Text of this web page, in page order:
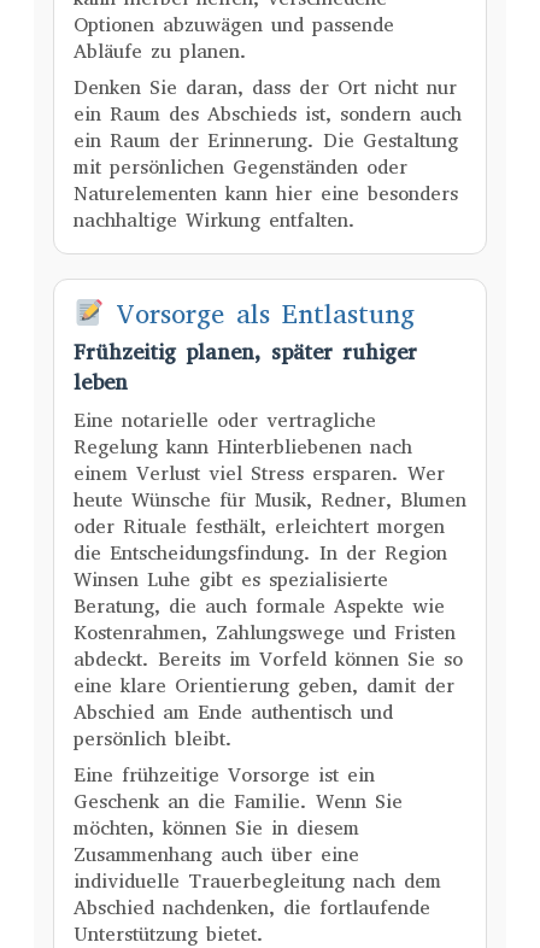
Optionen abzuwägen und passende
Abläufe zu planen.
Denken Sie daran, dass der Ort nicht nur
ein Raum des Abschieds ist, sondern auch
ein Raum der Erinnerung. Die Gestaltung
mit persönlichen Gegenständen oder
Naturelementen kann hier eine besonders
nachhaltige Wirkung entfalten.
Vorsorge als Entlastung
Frühzeitig planen, später ruhiger
leben
Eine notarielle oder vertragliche
Regelung kann Hinterbliebenen nach
einem Verlust viel Stress ersparen. Wer
heute Wünsche für Musik, Redner, Blumen
oder Rituale festhält, erleichtert morgen
die Entscheidungsfindung. In der Region
Winsen Luhe gibt es spezialisierte
Beratung, die auch formale Aspekte wie
Kostenrahmen, Zahlungswege und Fristen
abdeckt. Bereits im Vorfeld können Sie so
eine klare Orientierung geben, damit der
Abschied am Ende authentisch und
persönlich bleibt.
Eine frühzeitige Vorsorge ist ein
Geschenk an die Familie. Wenn Sie
möchten, können Sie in diesem
Zusammenhang auch über eine
individuelle Trauerbegleitung nach dem
Abschied nachdenken, die fortlaufende
Unterstützung bietet.